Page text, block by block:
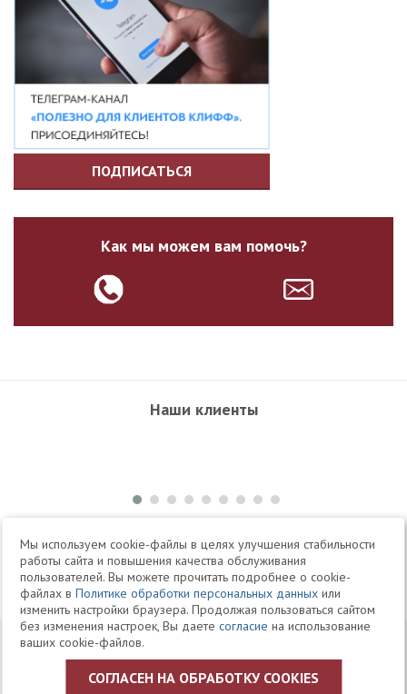
ПОДПИСАТЬСЯ
Как мы можем вам помочь?
Наши клиенты
+7 495 504-34-61
Telegram Max
© 1994-2026 Юридическая Фирма «Клифф»
Юридические услуги, аудит, офшоры
Политика ЗАО «Юридическая фирма «КЛИФФ» в отношении
Мы используем cookie-файлы в целях улучшения стабильности
работы сайта и повышения качества обслуживания
пользователей. Вы можете прочитать подробнее о cookie-
файлах вПолитике обработки персональных данных или
изменить настройки браузера. Продолжая пользоваться сайтом
без изменения настроек, Вы даетесогласие на использование
ваших cookie-файлов.
СОГЛАСЕН НА ОБРАБОТКУ COOKIES